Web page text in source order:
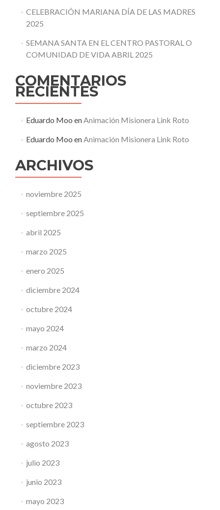
CELEBRACIÓN MARIANA DÍA DE LAS MADRES
2025
SEMANA SANTA EN EL CENTRO PASTORAL O
COMUNIDAD DE VIDA ABRIL 2025
COMENTARIOS
RECIENTES
Eduardo Moo enAnimación Misionera Link Roto
Eduardo Moo enAnimación Misionera Link Roto
ARCHIVOS
noviembre 2025
septiembre 2025
abril 2025
marzo 2025
enero 2025
diciembre 2024
octubre 2024
mayo 2024
marzo 2024
diciembre 2023
noviembre 2023
octubre 2023
septiembre 2023
agosto 2023
julio 2023
junio 2023
mayo 2023